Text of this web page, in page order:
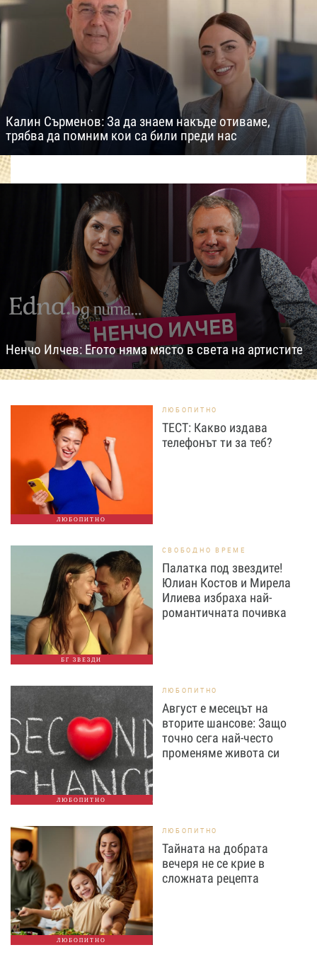
Калин Сърменов: За да знаем накъде отиваме,
трябва да помним кои са били преди нас
Ненчо Илчев: Егото няма място в света на артистите
ЛЮБОПИТНО
ЛЮБОПИТНО
ТЕСТ: Какво издава
телефонът ти за теб?
БГ ЗВЕЗДИ
СВОБОДНО ВРЕМЕ
Палатка под звездите!
Юлиан Костов и Мирела
Илиева избраха най-
романтичната почивка
ЛЮБОПИТНО
ЛЮБОПИТНО
Август е месецът на
вторите шансове: Защо
точно сега най-често
променяме живота си
ЛЮБОПИТНО
ЛЮБОПИТНО
Тайната на добрата
вечеря не се крие в
сложната рецепта